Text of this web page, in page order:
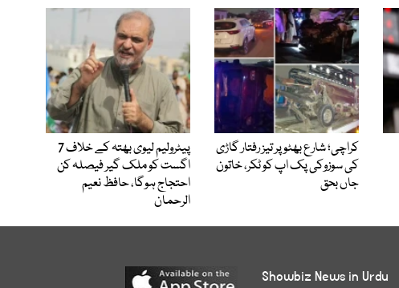
کراچی؛ شارع بھٹو پر تیز رفتار گاڑی
کی سوزوکی پک اپ کو ٹکر، خاتون
جاں بحق
پیٹرولیم لیوی بھتہ کے خلاف 7
اگست کو ملک گیر فیصلہ کن
احتجاج ہوگا، حافظ نعیم
الرحمان
Showbiz News in Urdu